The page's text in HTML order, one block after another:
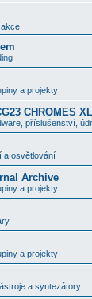
akce
a projekty
CHROMES XL
příslušenství,
a osvětlování
Archive
a projekty
a projekty
a syntezátory